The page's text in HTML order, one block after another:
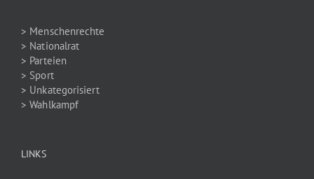
> Menschenrechte
> Nationalrat
> Parteien
> Sport
> Unkategorisiert
> Wahlkampf
LINKS